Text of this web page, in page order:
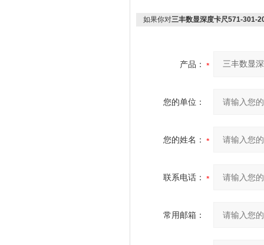
如果你对三丰数显深度卡尺571-301-
产品：
您的单位：
您的姓名：
联系电话：
常用邮箱：